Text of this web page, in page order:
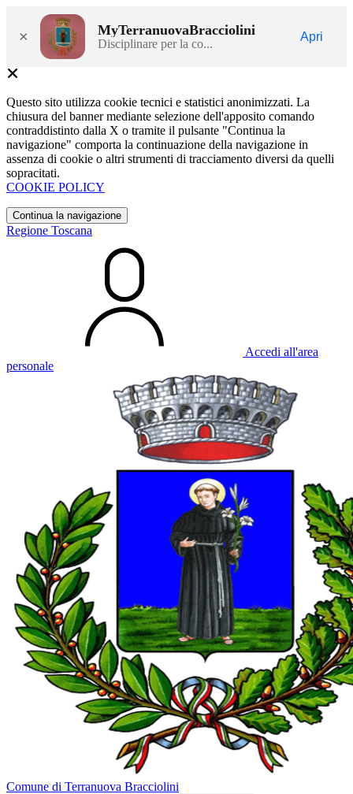
× MyTerranuovaBracciolini
Disciplinare per la co...
Apri
Questo sito utilizza cookie tecnici e statistici anonimizzati. La
chiusura del banner mediante selezione dell'apposito comando
contraddistinto dalla X o tramite il pulsante "Continua la
navigazione" comporta la continuazione della navigazione in
assenza di cookie o altri strumenti di tracciamento diversi da quelli
sopracitati.
COOKIE POLICY
Continua la navigazione
Regione Toscana
Accedi all'area
personale
Comune di Terranuova Bracciolini